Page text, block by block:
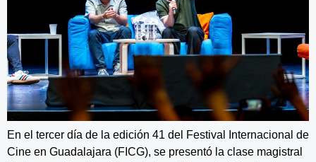
En el tercer día de la edición 41 del Festival Internacional de
Cine en Guadalajara (FICG), se presentó la clase magistral